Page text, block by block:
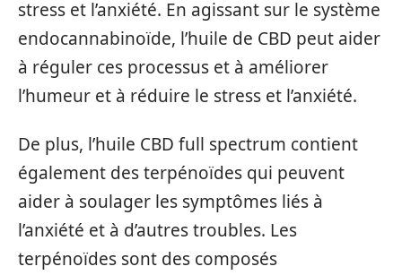
stress et l’anxiété. En agissant sur le système
endocannabinoïde, l’huile de CBD peut aider
à réguler ces processus et à améliorer
l’humeur et à réduire le stress et l’anxiété.
De plus, l’huile CBD full spectrum contient
également des terpénoïdes qui peuvent
aider à soulager les symptômes liés à
l’anxiété et à d’autres troubles. Les
terpénoïdes sont des composés